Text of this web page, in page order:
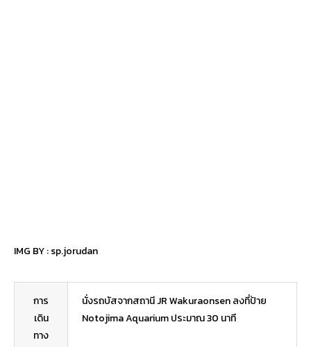
IMG BY :sp.jorudan
การ
เดิน
ทาง
นั่งรถบัสจากสถานี JR Wakuraonsen ลงที่ป้าย
Notojima Aquarium ประมาณ 30 นาที